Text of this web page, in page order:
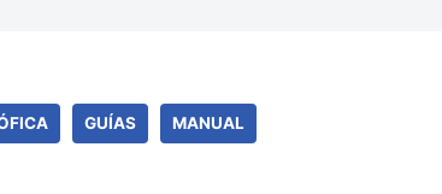
GUÍAS MANUAL